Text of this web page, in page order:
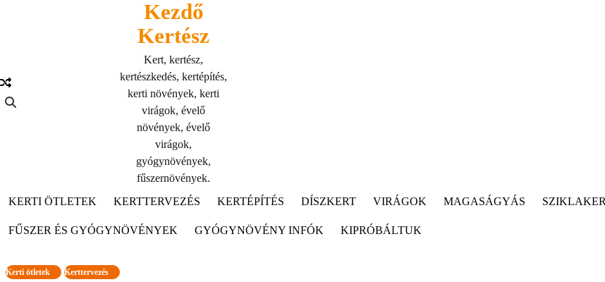
Kezdő
Kertész
Kert, kertész,
kertészkedés, kertépítés,
kerti növények, kerti
virágok, évelő
növények, évelő
virágok,
gyógynövények,
fűszernövények.
KERTI ÖTLETEK
KERTTERVEZÉS KERTÉPÍTÉS DÍSZKERT VIRÁGOK MAGASÁGYÁS
FŰSZER ÉS GYÓGYNÖVÉNYEK GYÓGYNÖVÉNY INFÓK KIPRÓBÁLTUK
Kerti ötletek Kerttervezés